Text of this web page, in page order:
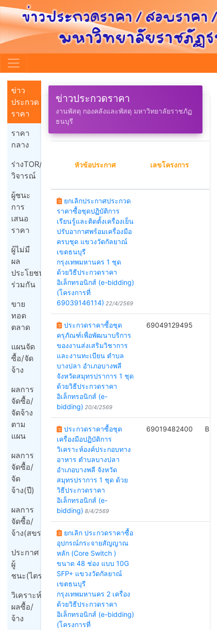
ข่าว
ประกวด
ราคา
ราคา
กลาง
ร่างTOR/
วิจารณ์
ผู้ชนะ
การ
เสนอ
ราคา
ผู้ไม่มี
ผล
ประโยชน์
ร่วมกัน
ขาย
ทอด
ตลาด
แผนจัด
ซื้อ/จัด
จ้าง
ผลการ
จัดซื้อ/
จัดจ้าง
ตาม
แผน
ผลการ
จัดซื้อ/
จัด
จ้าง(ปี)
ผลการ
จัดซื้อ/
จ้าง(สขร1)
ประกาศ
ผู้
ชนะ(ไตรมาส)
วิเคราะห์
ผลซื้อ/
จ้าง
ข่าวประกวดราคา
งานพัสดุ กองคลังและพัสดุ มหาวิทยาลัยราชภัฏ
ธนบุรี
หัวข้อประกาศ เลขโครงการ
ยกเลิกประกาศประกวด
ราคาซื้อชุดปฏิบัติการ
เรียนรู้และติดตั้งเครื่องเย็น
ปรับอากาศพร้อมเครื่องมือ
ครบชุด แขวงวัดกัลยาณ์
เขตธนบุรี
กรุงเทพมหานคร 1 ชุด
ด้วยวิธีประกวดราคา
อิเล็กทรอนิกส์ (e-bidding)
(โครงการที่
69039146114) 22/4/2569
ประกวดราคาซื้อชุด
ครุภัณฑ์เพื่อพัฒนาบริการ
ของงานส่งเสริมวิชาการ
และงานทะเบียน ตำบล
บางปลา อำเภอบางพลี
จังหวัดสมุทรปราการ 1 ชุด
ด้วยวิธีประกวดราคา
อิเล็กทรอนิกส์ (e-
bidding) 20/4/2569
69049129495
ประกวดราคาซื้อชุด
เครื่องมือปฏิบัติการ
วิเคราะห์องค์ประกอบทาง
อาหาร ตำบลบางปลา
อำเภอบางพลี จังหวัด
สมุทรปราการ 1 ชุด ด้วย
วิธีประกวดราคา
อิเล็กทรอนิกส์ (e-
bidding) 8/4/2569
69019482400 B(
ยกเลิก ประกวดราคาซื้อ
อุปกรณ์กระจายสัญญาณ
หลัก (Core Switch )
ขนาด 48 ช่อง แบบ 10G
SFP+ แขวงวัดกัลยาณ์
เขตธนบุรี
กรุงเทพมหานคร 2 เครื่อง
ด้วยวิธีประกวดราคา
อิเล็กทรอนิกส์ (e-bidding)
(โครงการที่